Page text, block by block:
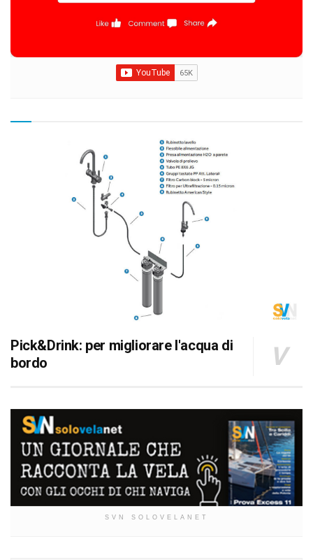
Pick&Drink: per migliorare l'acqua di
bordo
SVN SOLOVELANET